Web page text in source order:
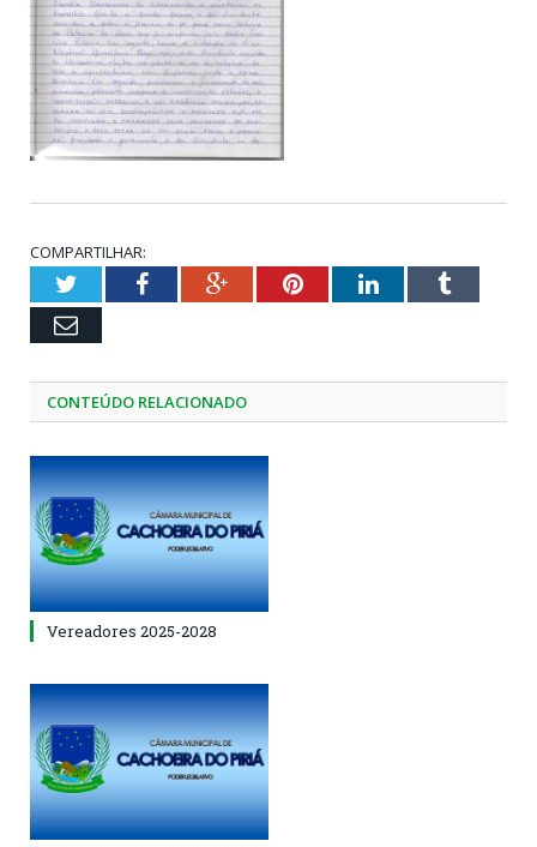
COMPARTILHAR:
TwitterFacebookGoogle+PinterestLinkedInTumblr
Email
CONTEÚDO RELACIONADO
Vereadores 2025-2028